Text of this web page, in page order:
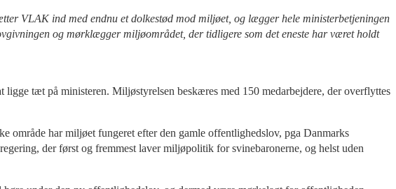
VLAK ind med endnu et dolkestød mod miljøet, og lægger hele ministerbetjeningen
og mørklægger miljøområdet, der tidligere som det eneste har været holdt
tæt på ministeren. Miljøstyrelsen beskæres med 150 medarbejdere, der overflyttes
område har miljøet fungeret efter den gamle offentlighedslov, pga Danmarks
der først og fremmest laver miljøpolitik for svinebaronerne, og helst uden